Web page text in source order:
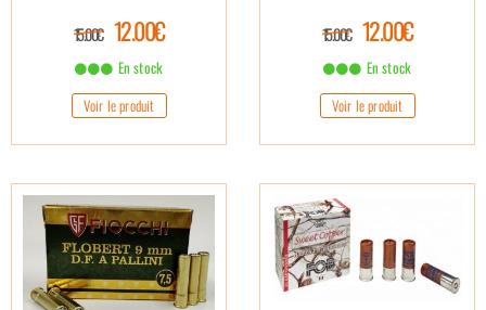
15.00€ 12.00€
En stock
Voir le produit
15.00€ 12.00€
En stock
Voir le produit